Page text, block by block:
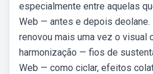
especialmente entre aquelas
Web — antes e depois deolane.
renovou mais uma vez o visual
harmonização — fios de
Web — como ciclar, efeitos